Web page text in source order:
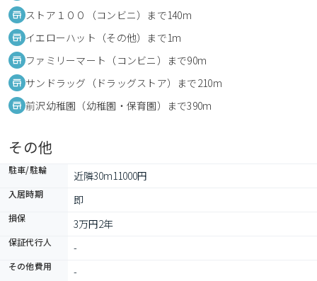
ストア１００（コンビニ）まで140m
イエローハット（その他）まで1m
ファミリーマート（コンビニ）まで90m
サンドラッグ（ドラッグストア）まで210m
前沢幼稚園（幼稚園・保育園）まで390m
その他
駐車/駐輪 近隣30m11000円
入居時期 即
損保 3万円2年
保証代行人 -
その他費用 -